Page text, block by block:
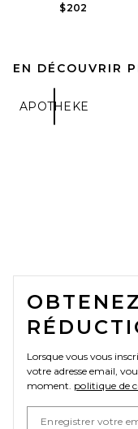
$202
EN DÉCOUVRIR
APOTHEKE
FOOTER
Lorsque vous vous
votre adresse email,
moment. politique de